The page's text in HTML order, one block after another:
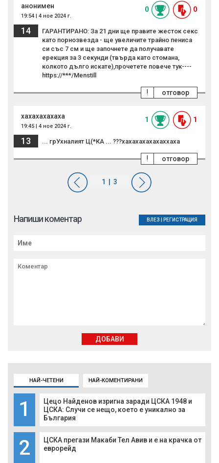
НАЙ-ЧЕТЕНИ НАЙ-КОМЕНТИРАНИ
1
Цецо Найденов изригна заради ЦСКА 1948 и
ЦСКА: Случи се нещо, което е уникално за
България
2
ЦСКА прегази Макаби Тел Авив и е на крачка от
еврорейд
анонимен
19:54 | 4 ное 2024 г.
0 0
14
ГАРАНТИРАНО: За 21 дни ще правите жесток секс
като порнозвезда - ще увеличите трайно пениса
си със 7 см и ще започнете да получавате
ерекция за 3 секунди (твърда като стомана,
колкото дълго искате),прочетете повече тук----
https://***/Menstill
отговор
!
хахахахахаха
19:45 | 4 ное 2024 г.
1 1
13 ... грУхналият Ц(*КА ... ???хахахахахахаххаха
отговор
!
Напиши коментар ВЛЕЗ РЕГИСТРАЦИЯ
ДОБАВИ